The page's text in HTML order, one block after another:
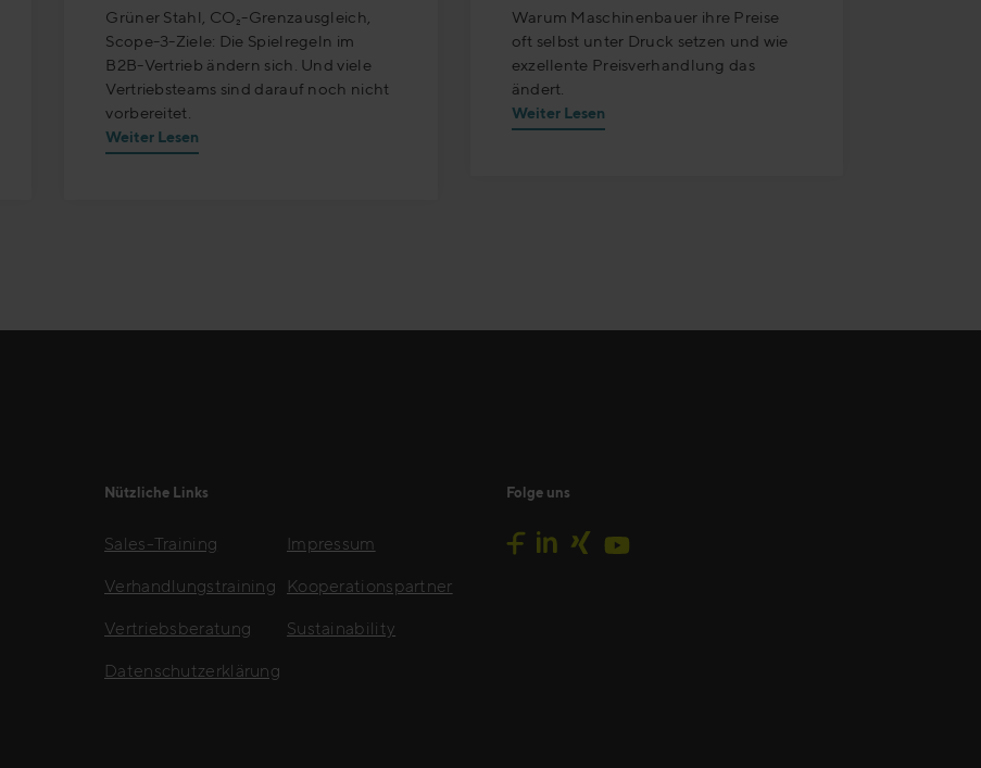
Grüner Stahl, CO₂-Grenzausgleich,
Scope-3-Ziele: Die Spielregeln im
B2B-Vertrieb ändern sich. Und viele
Vertriebsteams sind darauf noch nicht
vorbereitet.
Weiter Lesen
Warum Maschinenbauer ihre Preise
oft selbst unter Druck setzen und wie
exzellente Preisverhandlung das
ändert.
Weiter Lesen
Nützliche Links
Sales-Training
Verhandlungstraining
Vertriebsberatung
Datenschutzerklärung
Impressum
Kooperationspartner
Sustainability
Folge uns